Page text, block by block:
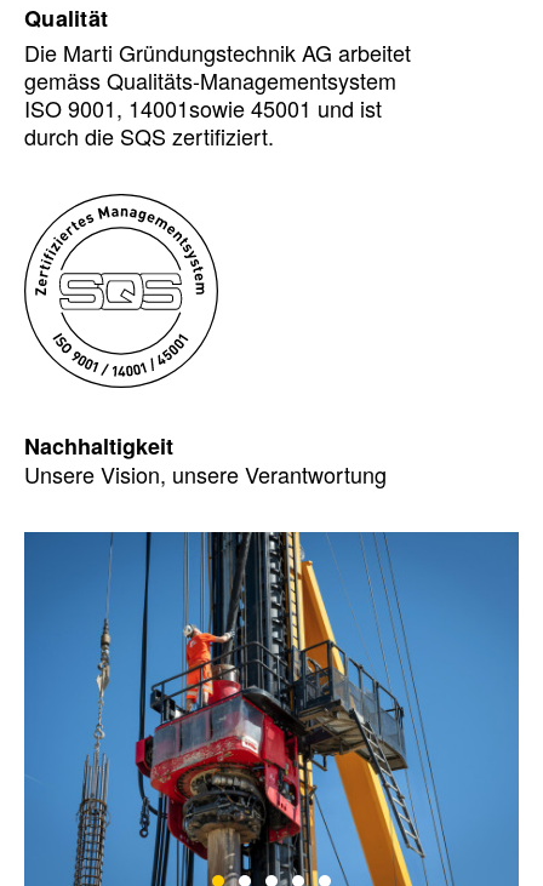
Qualität
Die Marti Gründungstechnik AG arbeitet
gemäss Qualitäts-Managementsystem
ISO 9001, 14001sowie 45001 und ist
durch die SQS zertifiziert.
Nachhaltigkeit
Unsere Vision, unsere Verantwortung